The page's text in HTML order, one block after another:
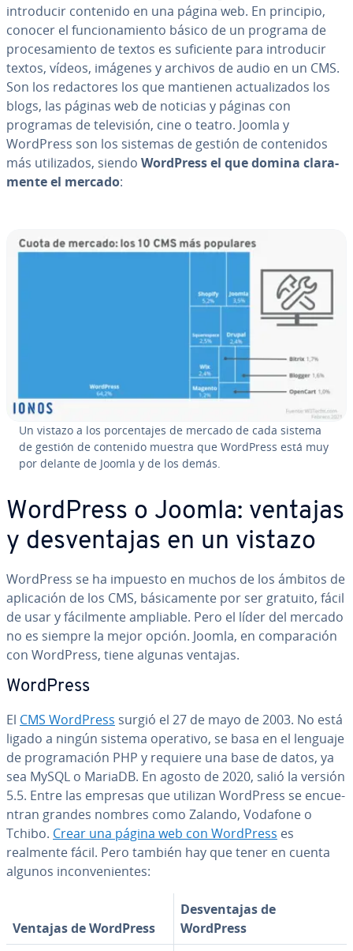
in­tro­du­cir contenido en una página web. En principio,
conocer el fu­n­cio­na­mie­n­to básico de un programa de
pro­ce­sa­mie­n­to de textos es su­fi­cie­n­te para in­tro­du­cir
textos, vídeos, imágenes y archivos de audio en un CMS.
Son los re­da­c­to­res los que mantienen ac­tua­li­za­dos los
blogs, las páginas web de noticias y páginas con
programas de te­le­vi­sión, cine o teatro. Joomla y
WordPress son los sistemas de gestión de co­n­te­ni­dos
más uti­li­za­dos, siendo WordPress el que domina cla­ra­
me­n­te el mercado:
Un vistazo a los po­r­ce­n­ta­jes de mercado de cada sistema
de gestión de contenido muestra que WordPress está muy
por delante de Joomla y de los demás.
WordPress o Joomla: ventajas
y de­s­ve­n­ta­jas en un vistazo
WordPress se ha impuesto en muchos de los ámbitos de
apli­ca­ción de los CMS, bá­si­ca­me­n­te por ser gratuito, fácil
de usar y fá­ci­l­me­n­te ampliable. Pero el líder del mercado
no es siempre la mejor opción. Joomla, en co­m­pa­ra­ción
con WordPress, tiene algunas ventajas.
WordPress
El CMS WordPress surgió el 27 de mayo de 2003. No está
ligado a ningún sistema operativo, se basa en el lenguaje
de pro­gra­ma­ción PHP y requiere una base de datos, ya
sea MySQL o MariaDB. En agosto de 2020, salió la versión
5.5. Entre las empresas que utilizan WordPress se en­cue­
n­tran grandes nombres como Zalando, Vodafone o
Tchibo. Crear una página web con WordPress es
realmente fácil. Pero también hay que tener en cuenta
algunos in­co­n­ve­nie­n­tes:
Ventajas de WordPress
De­s­ve­n­ta­jas de
WordPress